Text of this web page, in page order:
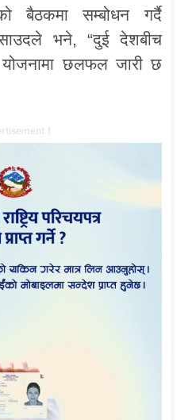
बैठकमा सम्बोधन गर्दै
साउदले भने, “दुई देशबीच
योजनामा छलफल जारी छ
1